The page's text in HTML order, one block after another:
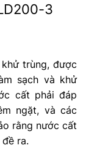
3
trùng, được
sạch và khử
cất phải đáp
ngặt, và các
rằng nước cất
ra.